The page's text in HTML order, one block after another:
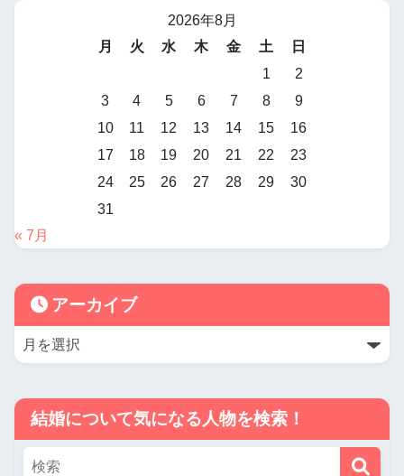
2026年8月
月
火 水 木 金 土
日
1
2
3
4 5 6 7 8
9
10
11 12 13 14 15
16
17
18 19 20 21 22
23
24
25 26 27 28 29
30
31
« 7月
アーカイブ
結婚について気になる人物を検索！